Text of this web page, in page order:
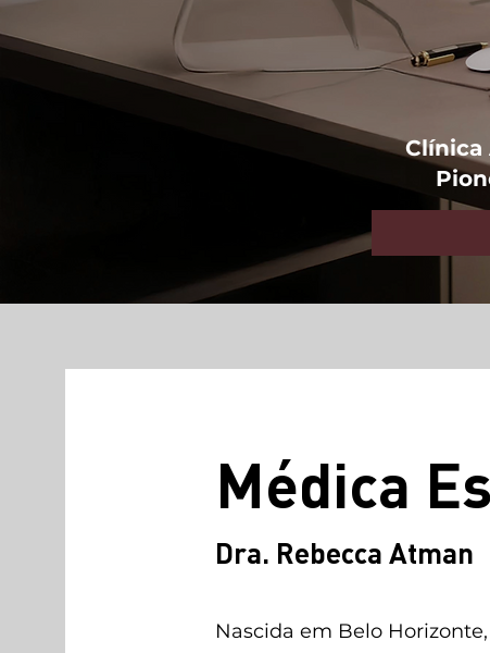
Clínica
Médica
Dra. Rebecca Atman
Nascida em Belo